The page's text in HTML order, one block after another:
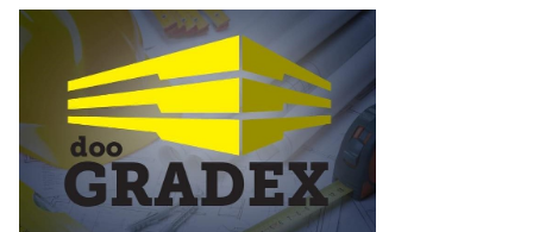
vidljive na njima
ljeta (FOTO)